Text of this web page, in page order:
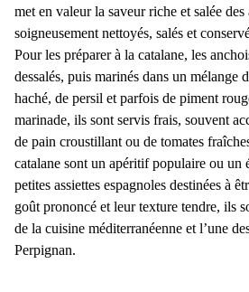
met en valeur la saveur riche et salée
soigneusement nettoyés, salés et
Pour les préparer à la catalane, les
dessalés, puis marinés dans un mélange
haché, de persil et parfois de piment
marinade, ils sont servis frais, souvent
de pain croustillant ou de tomates
catalane sont un apéritif populaire ou un
petites assiettes espagnoles destinées à
goût prononcé et leur texture tendre, ils
de la cuisine méditerranéenne et l’une
Perpignan.